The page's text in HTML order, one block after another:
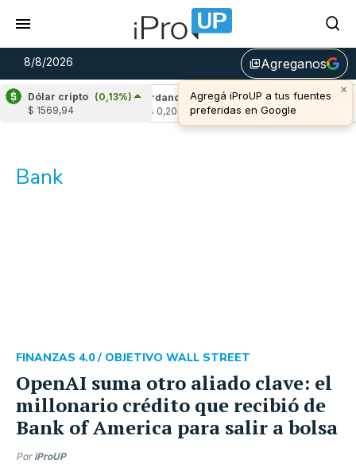
8/8/2026 library_addAgreganos
×
Agregá iProUP a tus fuentes
preferidas en Google
Dólar cripto (0,13%)
$ 1569,94
Cardano
(-0,08%)
u$s 0,20
Avalanche
u$s 6,55
Bank
OpenAI suma otro aliado clave: el
millonario crédito que recibió de
Bank of America para salir a bolsa
FINANZAS 4.0 / OBJETIVO WALL STREET
Por iProUP